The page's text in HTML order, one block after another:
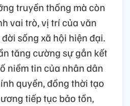
truyền thống mà còn
vai trò, vị trí của văn
sống xã hội hiện đại.
tăng cường sự gắn kết
niềm tin của nhân dân
quyền, đồng thời tạo
tiếp tục bảo tồn,